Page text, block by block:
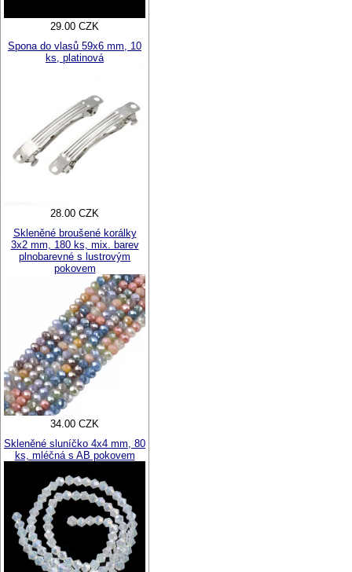
29.00 CZK
Spona do vlasů 59x6 mm, 10
ks, platinová
28.00 CZK
Skleněné broušené korálky
3x2 mm, 180 ks, mix. barev
plnobarevné s lustrovým
pokovem
34.00 CZK
Skleněné sluníčko 4x4 mm, 80
ks, mléčná s AB pokovem